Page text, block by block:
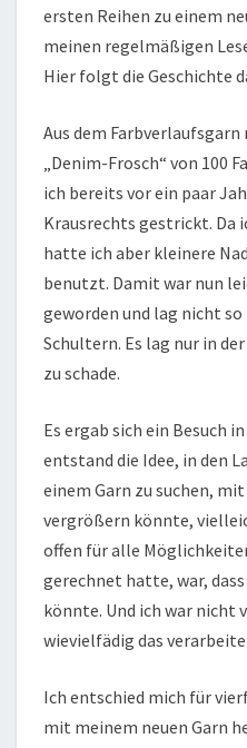
ersten Reihen zu einem
meinen regelmäßigen
Hier folgt die Geschichte
Aus dem
„Denim-Frosch“ von 100
ich bereits vor ein paar
Krausrechts gestrickt. Da
hatte ich aber kleinere
benutzt. Damit war nun
geworden und lag nicht
Schultern. Es lag nur in
zu schade.
Es ergab sich ein Besuch
entstand die Idee, in den
einem Garn zu suchen,
vergrößern könnte,
offen für alle
gerechnet hatte, war, dass
könnte. Und ich war nicht
wievielfädig das
Ich entschied mich für
mit meinem neuen Garn